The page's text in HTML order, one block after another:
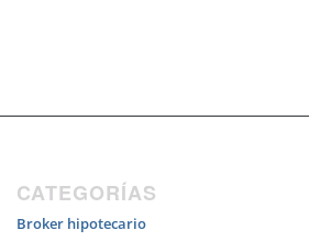
CATEGORÍAS
Broker hipotecario